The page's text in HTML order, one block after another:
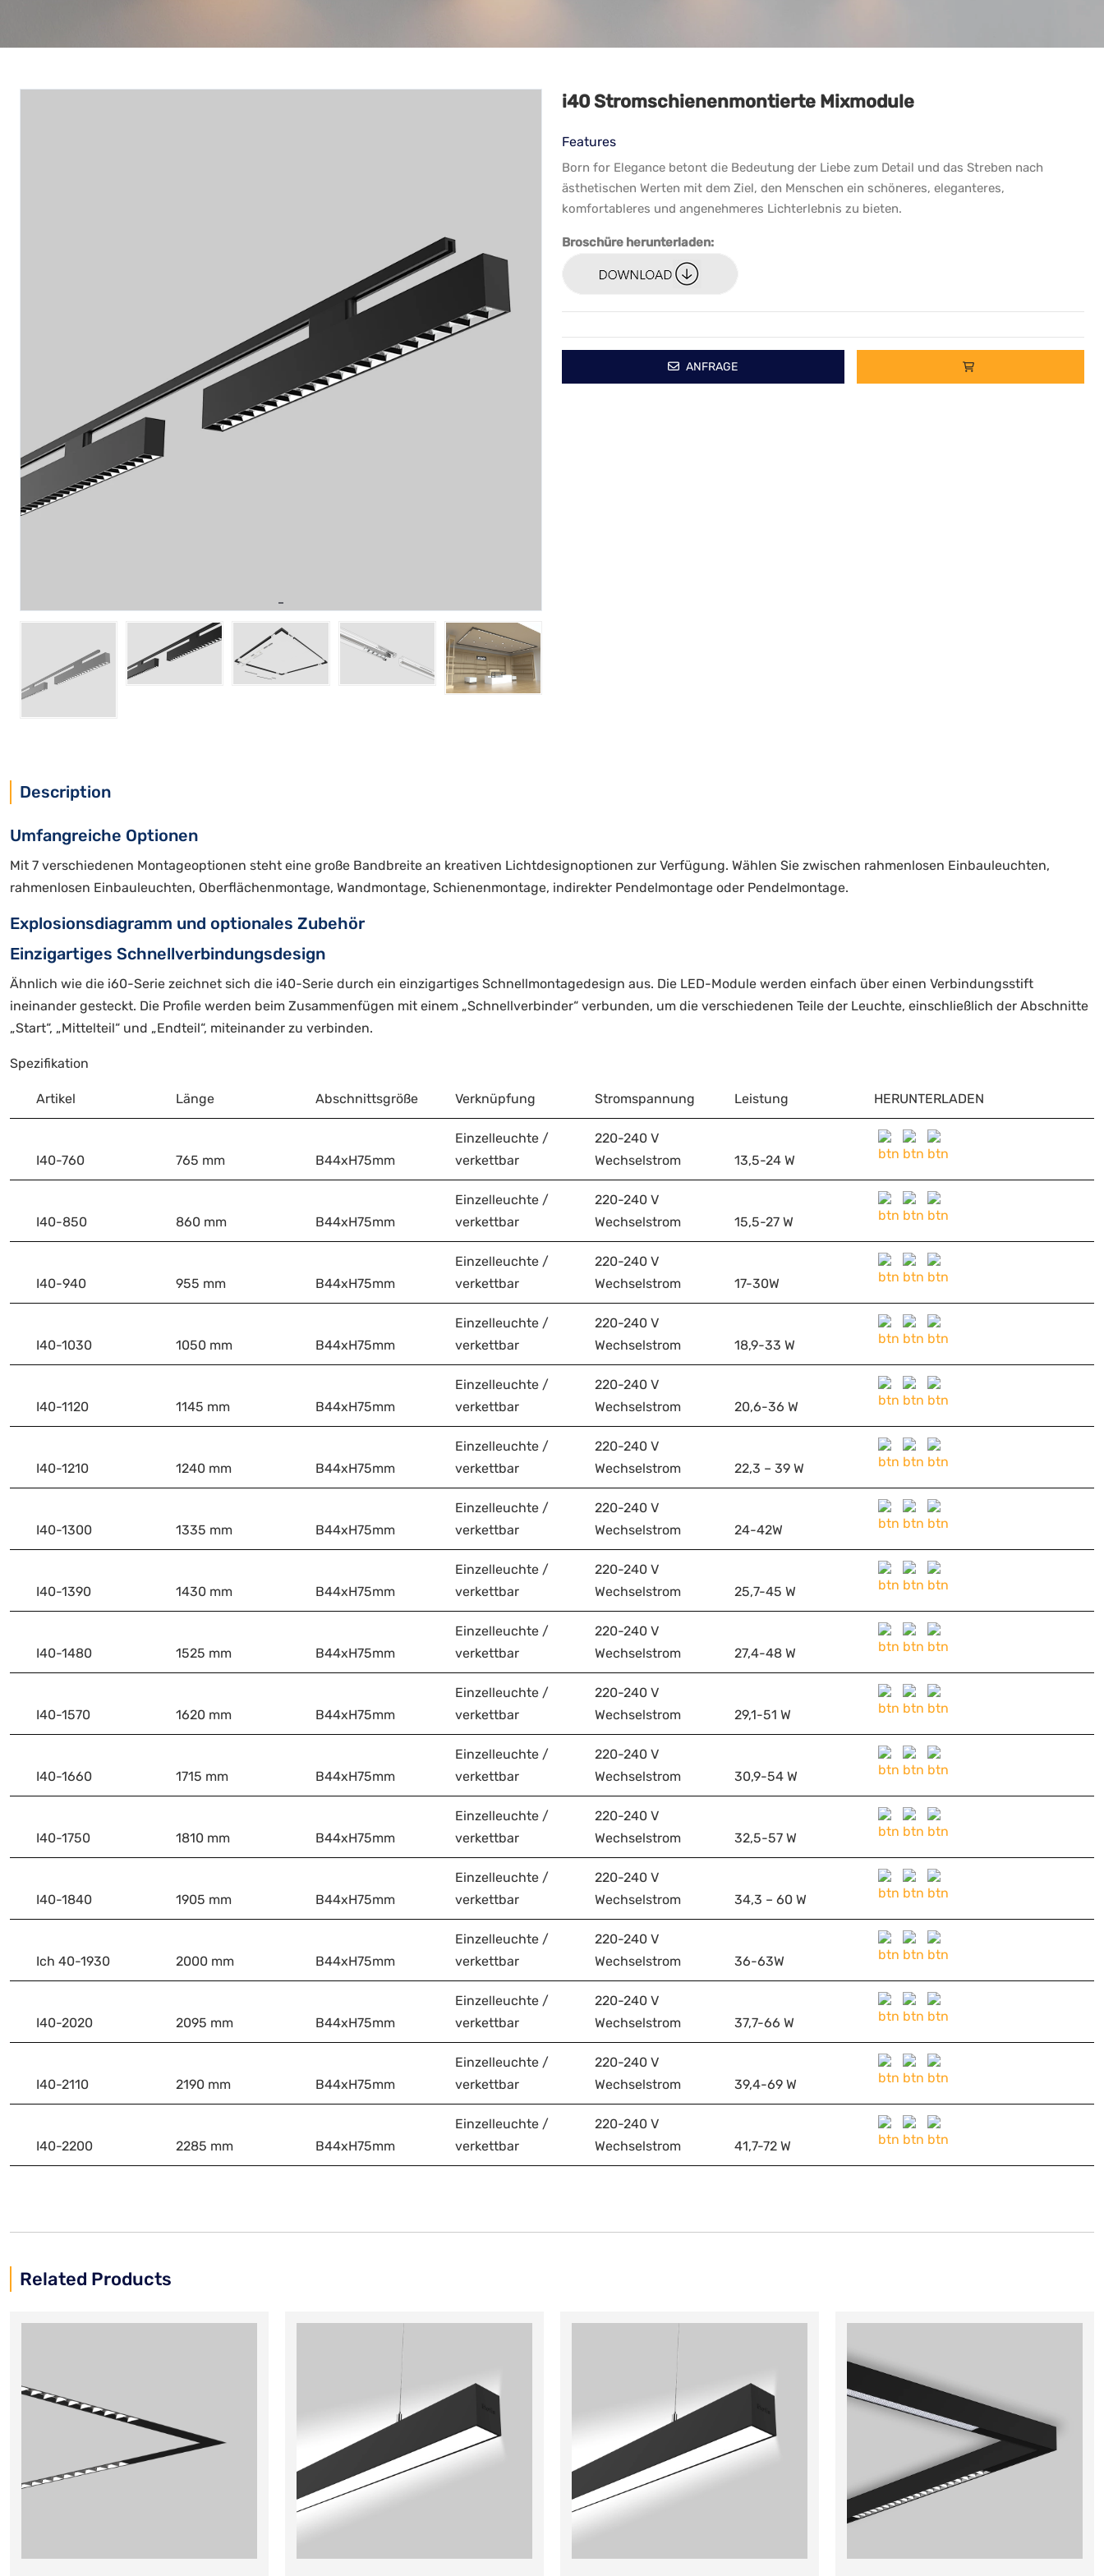
i40 Stromschienenmontierte Mixmodule
Features
Born for Elegance betont die Bedeutung der Liebe zum Detail und das Streben nach
ästhetischen Werten mit dem Ziel, den Menschen ein schöneres, eleganteres,
komfortableres und angenehmeres Lichterlebnis zu bieten.
Broschüre herunterladen:
ANFRAGE
Description
Umfangreiche Optionen
Mit 7 verschiedenen Montageoptionen steht eine große Bandbreite an kreativen Lichtdesignoptionen zur Verfügung. Wählen Sie zwischen rahmenlosen Einbauleuchten,
rahmenlosen Einbauleuchten, Oberflächenmontage, Wandmontage, Schienenmontage, indirekter Pendelmontage oder Pendelmontage.
Explosionsdiagramm und optionales Zubehör
Einzigartiges Schnellverbindungsdesign
Ähnlich wie die i60-Serie zeichnet sich die i40-Serie durch ein einzigartiges Schnellmontagedesign aus. Die LED-Module werden einfach über einen Verbindungsstift
ineinander gesteckt. Die Profile werden beim Zusammenfügen mit einem „Schnellverbinder“ verbunden, um die verschiedenen Teile der Leuchte, einschließlich der Abschnitte
„Start“, „Mittelteil“ und „Endteil“, miteinander zu verbinden.
Spezifikation
Artikel Länge Abschnittsgröße Verknüpfung Stromspannung Leistung HERUNTERLADEN
I40-760 765 mm B44xH75mm
Einzelleuchte /
verkettbar
220-240 V
Wechselstrom
13,5-24 W
I40-850 860 mm B44xH75mm
Einzelleuchte /
verkettbar
220-240 V
Wechselstrom
15,5-27 W
I40-940 955 mm B44xH75mm
Einzelleuchte /
verkettbar
220-240 V
Wechselstrom
17-30W
I40-1030 1050 mm B44xH75mm
Einzelleuchte /
verkettbar
220-240 V
Wechselstrom
18,9-33 W
I40-1120 1145 mm B44xH75mm
Einzelleuchte /
verkettbar
220-240 V
Wechselstrom
20,6-36 W
I40-1210 1240 mm B44xH75mm
Einzelleuchte /
verkettbar
220-240 V
Wechselstrom
22,3 – 39 W
I40-1300 1335 mm B44xH75mm
Einzelleuchte /
verkettbar
220-240 V
Wechselstrom
24-42W
I40-1390 1430 mm B44xH75mm
Einzelleuchte /
verkettbar
220-240 V
Wechselstrom
25,7-45 W
I40-1480 1525 mm B44xH75mm
Einzelleuchte /
verkettbar
220-240 V
Wechselstrom
27,4-48 W
I40-1570 1620 mm B44xH75mm
Einzelleuchte /
verkettbar
220-240 V
Wechselstrom
29,1-51 W
I40-1660 1715 mm B44xH75mm
Einzelleuchte /
verkettbar
220-240 V
Wechselstrom
30,9-54 W
I40-1750 1810 mm B44xH75mm
Einzelleuchte /
verkettbar
220-240 V
Wechselstrom
32,5-57 W
I40-1840 1905 mm B44xH75mm
Einzelleuchte /
verkettbar
220-240 V
Wechselstrom
34,3 – 60 W
Ich 40-1930 2000 mm B44xH75mm
Einzelleuchte /
verkettbar
220-240 V
Wechselstrom
36-63W
I40-2020 2095 mm B44xH75mm
Einzelleuchte /
verkettbar
220-240 V
Wechselstrom
37,7-66 W
I40-2110 2190 mm B44xH75mm
Einzelleuchte /
verkettbar
220-240 V
Wechselstrom
39,4-69 W
I40-2200 2285 mm B44xH75mm
Einzelleuchte /
verkettbar
220-240 V
Wechselstrom
41,7-72 W
Related Products